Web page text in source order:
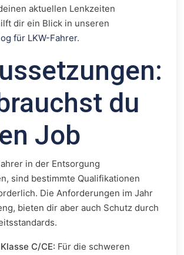
aktuellen Lenkzeiten
dir ein Blick in unseren
für LKW-Fahrer.
du
Job
in der Entsorgung
sind bestimmte Qualifikationen
Die Anforderungen im Jahr
bieten dir aber auch Schutz durch
C/CE: Für die schweren